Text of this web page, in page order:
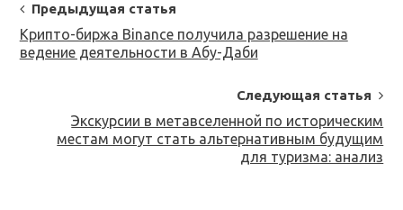
Post
Navigation
Предыдущая статья
Крипто-биржа Binance получила разрешение на
ведение деятельности в Абу-Даби
Следующая статья
Экскурсии в метавселенной по историческим
местам могут стать альтернативным будущим
для туризма: анализ